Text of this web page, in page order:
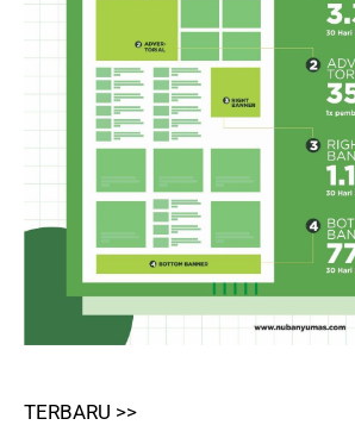
TERBARU >>